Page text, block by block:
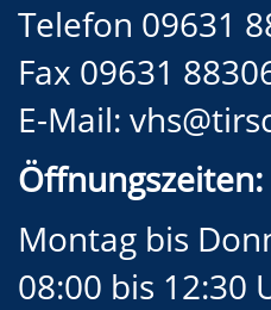
Telefon 09631
Fax 09631
E-Mail:
Öffnungszeiten:
Montag bis
08:00 bis 12:30